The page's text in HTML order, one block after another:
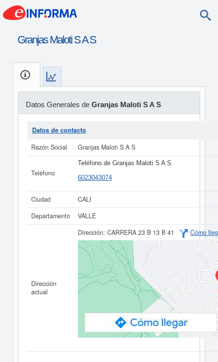
Granjas Maloti S A S
Datos Generales de Granjas Maloti S A S
Datos de contacto
Razón Social
Granjas Maloti S A S
Teléfono
Teléfono de Granjas Maloti S A S
6023043074
Ciudad
CALI
Departamento
VALLE
Dirección
actual
Dirección: CARRERA 23 B 13 B 41 Cómo